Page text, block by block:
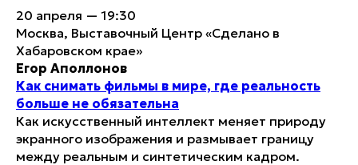
20 апреля — 19:30
Москва, Выставочный Центр «Сделано в
Хабаровском крае»
Егор Аполлонов
Как снимать фильмы в мире, где реальность
больше не обязательна
Как искусственный интеллект меняет природу
экранного изображения и размывает границу
между реальным и синтетическим кадром.